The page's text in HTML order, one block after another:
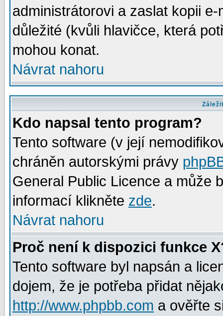
administrátorovi a zaslat kopii
důležité (kvůli hlavičce, která
mohou konat.
Návrat nahoru
Kdo napsal tento program?
Tento software (v její
chráněn autorskými právy
General Public Licence a může
informací klikněte zde.
Návrat nahoru
Proč není k dispozici funkce
Tento software byl napsán a
dojem, že je potřeba přidat
http://www.phpbb.com a ověřte